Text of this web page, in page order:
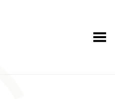
Toggle Menu